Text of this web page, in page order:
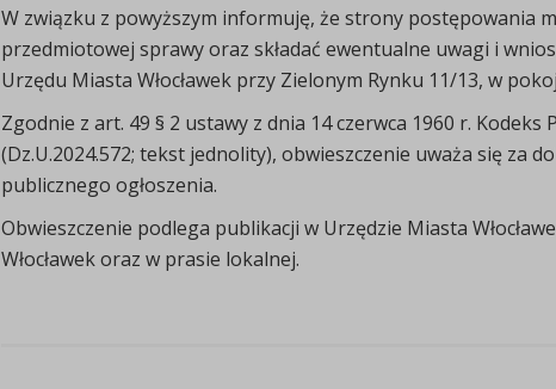
W związku z powyższym informuję, że strony postępowania
przedmiotowej sprawy oraz składać ewentualne uwagi i
Urzędu Miasta Włocławek przy Zielonym Rynku 11/13, w
Zgodnie z art. 49 § 2 ustawy z dnia 14 czerwca 1960 r.
(Dz.U.2024.572; tekst jednolity), obwieszczenie uważa się za
publicznego ogłoszenia.
Obwieszczenie podlega publikacji w Urzędzie Miasta
Włocławek oraz w prasie lokalnej.